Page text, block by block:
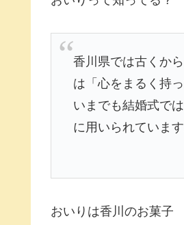
香川県では古くか
は「心をまるく持
いまでも結婚式で
に用いられています
おいりは香川のお菓子